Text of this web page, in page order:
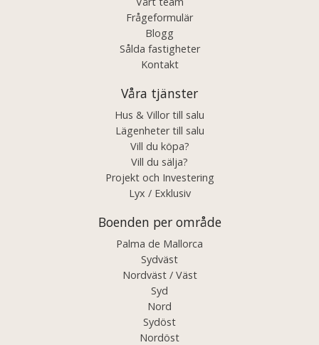
Frågeformulär
Blogg
Sålda fastigheter
Kontakt
Våra tjänster
Hus & Villor till salu
Lägenheter till salu
Vill du köpa?
Vill du sälja?
Projekt och Investering
Lyx / Exklusiv
Boenden per område
Palma de Mallorca
Sydväst
Nordväst / Väst
Syd
Nord
Sydöst
Nordöst